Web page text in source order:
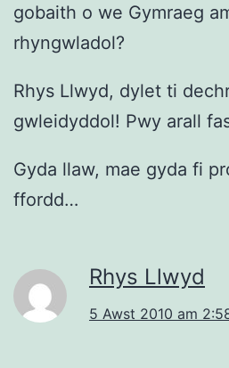
gobaith o we Gymraeg
rhyngwladol?
Rhys Llwyd, dylet ti
gwleidyddol! Pwy arall
Gyda llaw, mae gyda fi
ffordd…
Rhys Llwyd
5 Awst 2010 am